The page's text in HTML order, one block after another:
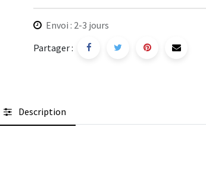
Envoi : 2-3 jours
Partager :
Description